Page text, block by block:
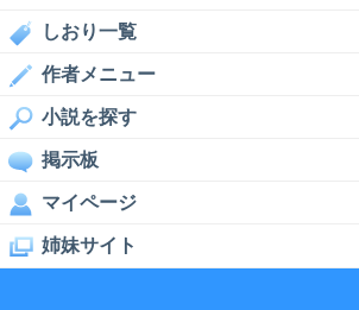
しおり一覧
作者メニュー
小説を探す
掲示板
マイページ
姉妹サイト